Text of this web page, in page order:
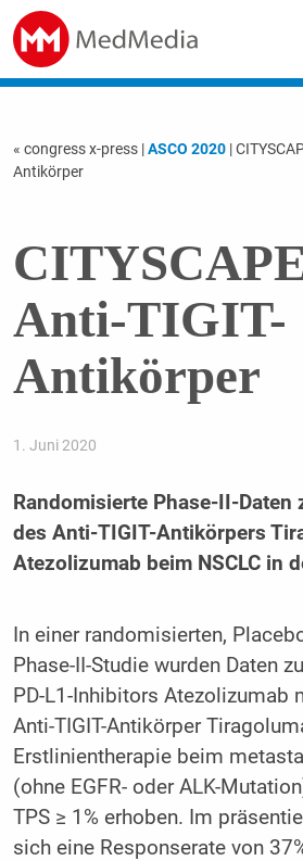
« congress x-press |ASCO 2020|
Antikörper
Anti-TIGIT-
Antikörper
1. Juni 2020
Randomisierte Phase-II-
des Anti-TIGIT-Antikörpers
Atezolizumab beim NSCLC in
In einer randomisierten,
Phase-II-Studie wurden Daten
PD-L1-Inhibitors Atezolizumab
Anti-TIGIT-Antikörper
Erstlinientherapie beim
(ohne EGFR- oder ALK-
TPS ≥ 1% erhoben. Im
sich eine Responserate von